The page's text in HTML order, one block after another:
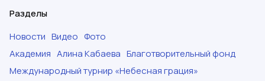
Разделы
Новости Видео Фото
Академия Алина Кабаева Благотворительный фонд
Международный турнир «Небесная грация»